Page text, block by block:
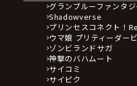
グランブルーファンタジ
Shadowverse
プリンセスコネクト！
ウマ娘 プリティーダー
ゾンビランドサガ
神撃のバハムート
サイコミ
サイピク